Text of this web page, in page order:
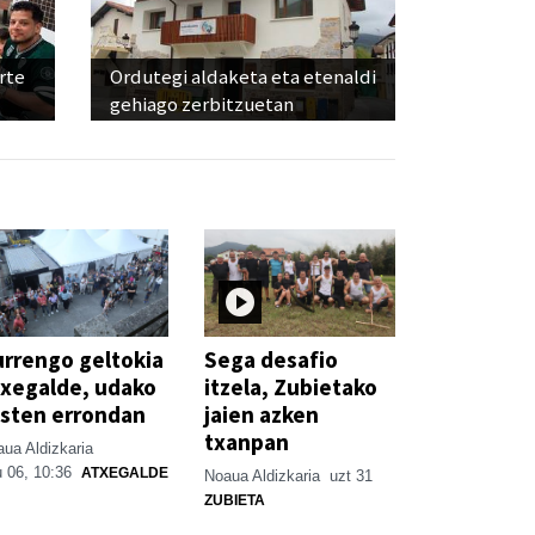
Ordutegi aldaketa eta etenaldi
gehiago zerbitzuetan
geltokia
udako
errondan
Aldizkaria
06, 10:36 ATXEGALDE
Sega desafio
itzela, Zubietako
jaien azken
txanpan
Noaua Aldizkaria uzt 31
ZUBIETA